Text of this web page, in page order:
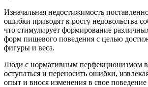
Изначальная недостижимость
ошибки приводят к росту недовольства
что стимулирует формирование
форм пищевого поведения с целью
фигуры и веса.
Люди с нормативным перфекционизмом
оступаться и переносить ошибки,
опыт и внося изменения в свое